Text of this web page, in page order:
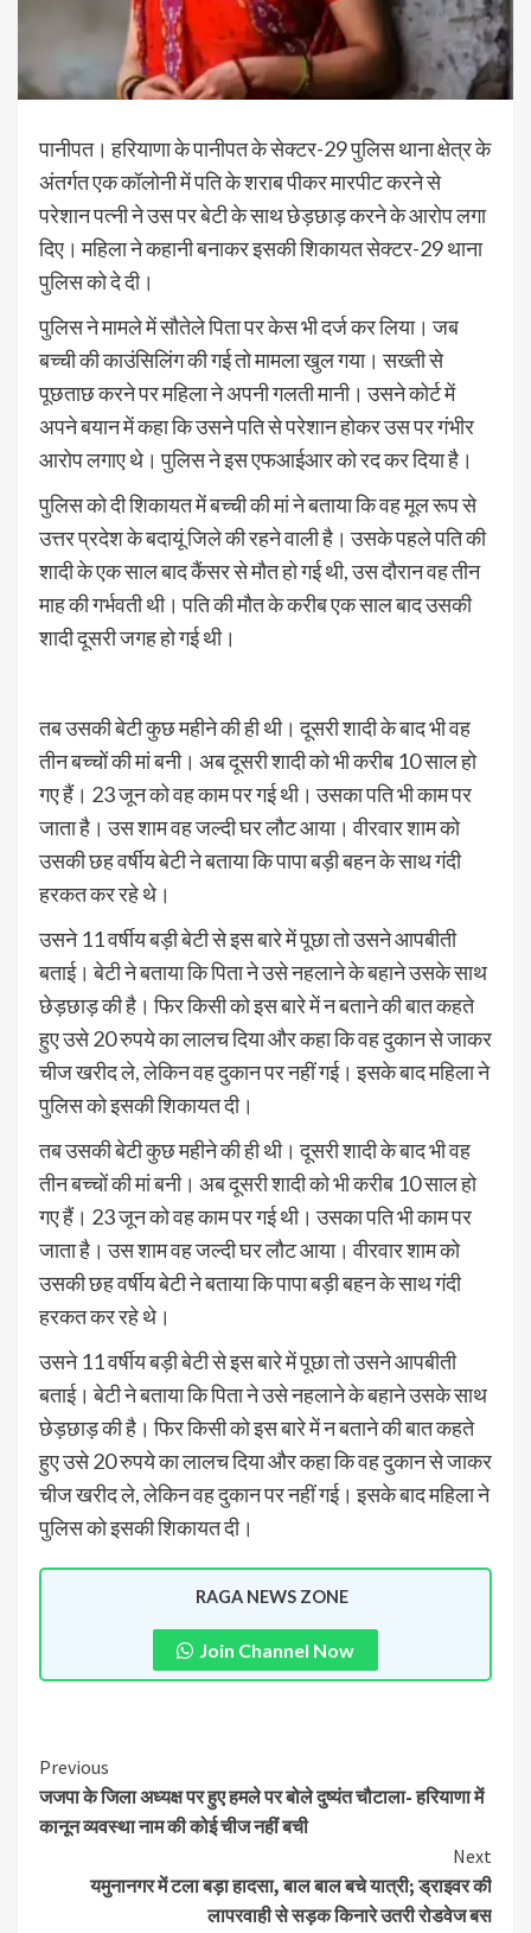
पानीपत। हरियाणा के पानीपत के सेक्टर-29 पुलिस थाना क्षेत्र के
अंतर्गत एक कॉलोनी में पति के शराब पीकर मारपीट करने से
परेशान पत्नी ने उस पर बेटी के साथ छेड़छाड़ करने के आरोप लगा
दिए। महिला ने कहानी बनाकर इसकी शिकायत सेक्टर-29 थाना
पुलिस को दे दी।
पुलिस ने मामले में सौतेले पिता पर केस भी दर्ज कर लिया। जब
बच्ची की काउंसिलिंग की गई तो मामला खुल गया। सख्ती से
पूछताछ करने पर महिला ने अपनी गलती मानी। उसने कोर्ट में
अपने बयान में कहा कि उसने पति से परेशान होकर उस पर गंभीर
आरोप लगाए थे। पुलिस ने इस एफआईआर को रद कर दिया है।
पुलिस को दी शिकायत में बच्ची की मां ने बताया कि वह मूल रूप से
उत्तर प्रदेश के बदायूं जिले की रहने वाली है। उसके पहले पति की
शादी के एक साल बाद कैंसर से मौत हो गई थी, उस दौरान वह तीन
माह की गर्भवती थी। पति की मौत के करीब एक साल बाद उसकी
शादी दूसरी जगह हो गई थी।
तब उसकी बेटी कुछ महीने की ही थी। दूसरी शादी के बाद भी वह
तीन बच्चों की मां बनी। अब दूसरी शादी को भी करीब 10 साल हो
गए हैं। 23 जून को वह काम पर गई थी। उसका पति भी काम पर
जाता है। उस शाम वह जल्दी घर लौट आया। वीरवार शाम को
उसकी छह वर्षीय बेटी ने बताया कि पापा बड़ी बहन के साथ गंदी
हरकत कर रहे थे।
उसने 11 वर्षीय बड़ी बेटी से इस बारे में पूछा तो उसने आपबीती
बताई। बेटी ने बताया कि पिता ने उसे नहलाने के बहाने उसके साथ
छेड़छाड़ की है। फिर किसी को इस बारे में न बताने की बात कहते
हुए उसे 20 रुपये का लालच दिया और कहा कि वह दुकान से जाकर
चीज खरीद ले, लेकिन वह दुकान पर नहीं गई। इसके बाद महिला ने
पुलिस को इसकी शिकायत दी।
तब उसकी बेटी कुछ महीने की ही थी। दूसरी शादी के बाद भी वह
तीन बच्चों की मां बनी। अब दूसरी शादी को भी करीब 10 साल हो
गए हैं। 23 जून को वह काम पर गई थी। उसका पति भी काम पर
जाता है। उस शाम वह जल्दी घर लौट आया। वीरवार शाम को
उसकी छह वर्षीय बेटी ने बताया कि पापा बड़ी बहन के साथ गंदी
हरकत कर रहे थे।
उसने 11 वर्षीय बड़ी बेटी से इस बारे में पूछा तो उसने आपबीती
बताई। बेटी ने बताया कि पिता ने उसे नहलाने के बहाने उसके साथ
छेड़छाड़ की है। फिर किसी को इस बारे में न बताने की बात कहते
हुए उसे 20 रुपये का लालच दिया और कहा कि वह दुकान से जाकर
चीज खरीद ले, लेकिन वह दुकान पर नहीं गई। इसके बाद महिला ने
पुलिस को इसकी शिकायत दी।
RAGA NEWS ZONE
Join Channel Now
Previous
जजपा के जिला अध्यक्ष पर हुए हमले पर बोले दुष्यंत चौटाला- हरियाणा में
कानून व्यवस्था नाम की कोई चीज नहीं बची
Next
यमुनानगर में टला बड़ा हादसा, बाल बाल बचे यात्री; ड्राइवर की
लापरवाही से सड़क किनारे उतरी रोडवेज बस